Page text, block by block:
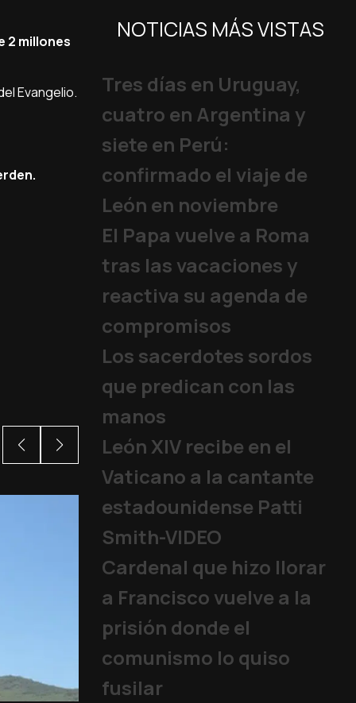
2 millones
Evangelio.
NOTICIAS MÁS VISTAS
Tres días en Uruguay,
cuatro en Argentina y
siete en Perú:
confirmado el viaje de
León en noviembre
El Papa vuelve a Roma
tras las vacaciones y
reactiva su agenda de
compromisos
Los sacerdotes sordos
que predican con las
manos
León XIV recibe en el
Vaticano a la cantante
estadounidense Patti
Smith-VIDEO
Cardenal que hizo llorar
a Francisco vuelve a la
prisión donde el
comunismo lo quiso
fusilar